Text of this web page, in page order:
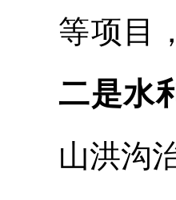
等项目
二是水
山洪沟